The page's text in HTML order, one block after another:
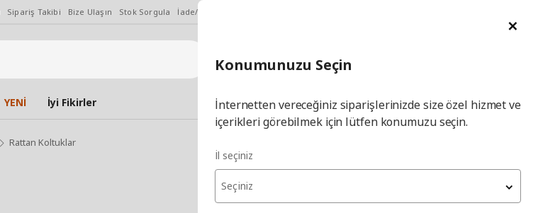
Sipariş Takibi Bize Ulaşın Stok Sorgula İade/Değişim Talebi
İl Seçiniz İl
Hej! Üye Girişi / Üye Ol
YENİ İyi Fikirler
Rattan Koltuklar
Konumunuzu Seçin
İnternetten vereceğiniz siparişlerinizde size özel hizmet ve
içerikleri görebilmek için lütfen konumuzu seçin.
İl seçiniz
Seçiniz